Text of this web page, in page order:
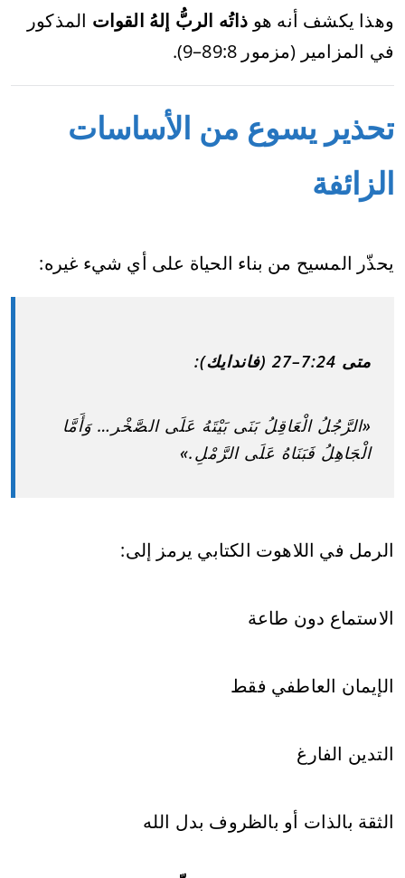
وهذا يكشف أنه هو ذاتُه الربُّ إلهُ القوات المذكور
في المزامير (مزمور 89:8–9).
تحذير يسوع من الأساسات
الزائفة
يحذّر المسيح من بناء الحياة على أي شيء غيره:
متى 7:24–27 (فاندايك):
«الرَّجُلُ الْعَاقِلُ بَنَى بَيْتَهُ عَلَى الصَّخْر… وَأَمَّا
الْجَاهِلُ فَبَنَاهُ عَلَى الرَّمْلِ.»
الرمل في اللاهوت الكتابي يرمز إلى:
الاستماع دون طاعة
الإيمان العاطفي فقط
التدين الفارغ
الثقة بالذات أو بالظروف بدل الله